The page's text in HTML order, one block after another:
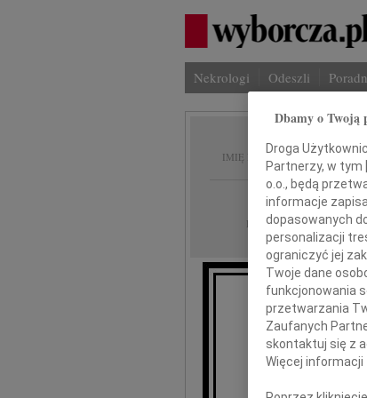
Nekrologi Odeszli
IMIĘ I NAZWISKO:
REGION: Gdańsk
DATA EMISJI: 21.04.2020
Z bólem
Dbamy o Twoją
Droga
Partnerzy, w tym
o.o., będą
informacje
dopasowanych
personalizacji
ograniczyć jej
Twoje dane
funkcjonowania
przetwarzania
Zaufanych
skontaktuj się z
Więcej